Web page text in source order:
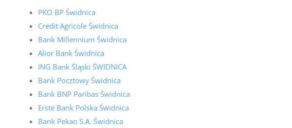
PKO BP Świdnica
Credit Agricole Świdnica
Bank Millennium Świdnica
Alior Bank Świdnica
ING Bank Śląski ŚWIDNICA
Bank Pocztowy Świdnica
Bank BNP Paribas Świdnica
Erste Bank Polska Świdnica
Bank Pekao S.A. Świdnica